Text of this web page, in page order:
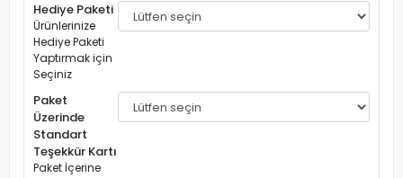
Hediye Paketi
Ürünlerinize
Hediye Paketi
Yaptırmak için
Seçiniz
Paket
Üzerinde
Standart
Teşekkür Kartı
Paket İçerine